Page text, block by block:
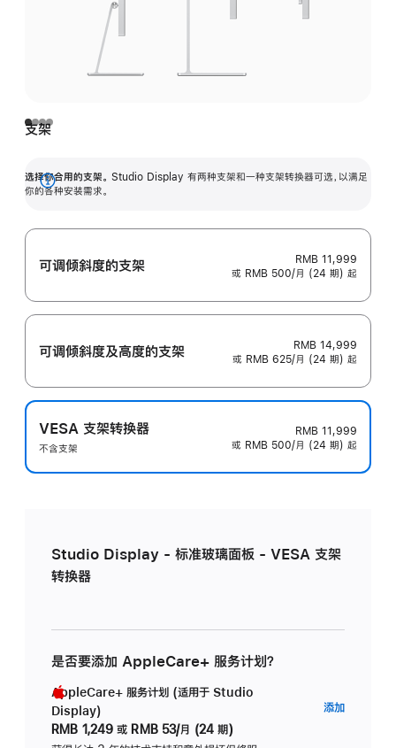
支架
选择你合用的支架。 Studio Display 有两种支架和一种支架转换器可选，以满足
你的各种安装需求。
展
可调倾斜度的支架
RMB 11,999
或 RMB 500/月 (24 期) 起
可调倾斜度及高‍度的支‍架
RMB 14,999
或 RMB 625/月 (24 期) 起
VESA 支架转换器
不含支架
RMB 11,999
或 RMB 500/月 (24 期) 起
Studio Display - 标准玻璃面板 - VESA 支架
转换器
是否要添加 AppleCare+ 服务计划？
AppleCare+ 服务计划 (适用于 Studio
Display)
RMB 1,249 或 RMB 53/月 (24 期)
添加